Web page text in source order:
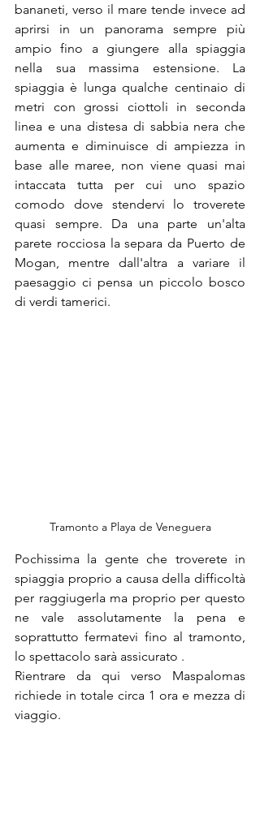
bananeti, verso il mare tende invece ad
aprirsi in un panorama sempre più
ampio fino a giungere alla spiaggia
nella sua massima estensione. La
spiaggia è lunga qualche centinaio di
metri con grossi ciottoli in seconda
linea e una distesa di sabbia nera che
aumenta e diminuisce di ampiezza in
base alle maree, non viene quasi mai
intaccata tutta per cui uno spazio
comodo dove stendervi lo troverete
quasi sempre. Da una parte un'alta
parete rocciosa la separa da Puerto de
Mogan, mentre dall'altra a variare il
paesaggio ci pensa un piccolo bosco
di verdi tamerici.
Tramonto a Playa de Veneguera
Pochissima la gente che troverete in
spiaggia proprio a causa della difficoltà
per raggiugerla ma proprio per questo
ne vale assolutamente la pena e
soprattutto fermatevi fino al tramonto,
lo spettacolo sarà assicurato .
Rientrare da qui verso Maspalomas
richiede in totale circa 1 ora e mezza di
viaggio.